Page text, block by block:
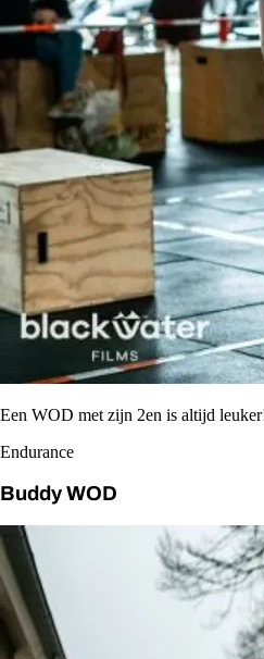
Een WOD met zijn 2en is altijd
Endurance
Buddy WOD